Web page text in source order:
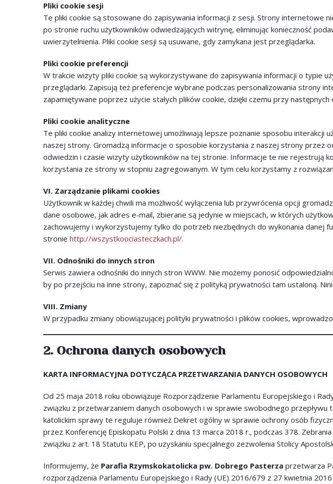
Pliki cookie sesji
Te pliki cookie są stosowane do zapisywania informacji z sesji. Strony internetowe
po stronie ruchu użytkowników odwiedzających witrynę, eliminując konieczność
uwierzytelnienia. Pliki cookie sesji są usuwane, gdy zamykana jest przeglądarka.
Pliki cookie preferencji
W trakcie wizyty pliki cookie są wykorzystywane do zapisywania informacji o typie
przeglądarki. Zapisują też preferencje wybrane podczas personalizowania strony
zapamiętywane poprzez użycie stałych plików cookie, dzięki czemu przy
Pliki cookie analityczne
Te pliki cookie analizy internetowej umożliwiają lepsze poznanie sposobu interakcji
naszej strony. Gromadzą informacje o sposobie korzystania z naszej strony przez
odwiedzin i czasie wizyty użytkowników na tej stronie. Informacje te nie rejestrują
korzystania ze strony w stopniu zagregowanym. W tym celu korzystamy z
VI. Zarządzanie plikami cookies
Użytkownik w każdej chwili ma możliwość wyłączenia lub przywrócenia opcji
dane osobowe, jak adres e-mail, zbierane są jedynie w miejscach, w których
zachowujemy i wykorzystujemy tylko do potrzeb niezbędnych do wykonania danej
stronie http://wszystkoociasteczkach.pl/.
VII. Odnośniki do innych stron
Serwis zawiera odnośniki do innych stron WWW. Nie możemy ponosić
by po przejściu na inne strony, zapoznać się z polityką prywatności tam ustaloną.
VIII. Zmiany
W przypadku zmiany obowiązującej polityki prywatności i plików cookies,
2. Ochrona danych osobowych
KARTA INFORMACYJNA DOTYCZĄCA PRZETWARZANIA DANYCH OSOBOWYCH
Od 25 maja 2018 roku obowiązuje Rozporządzenie Parlamentu Europejskiego i
związku z przetwarzaniem danych osobowych i w sprawie swobodnego przepływu
katolickim sprawy te reguluje również Dekret ogólny w sprawie ochrony osób
przez Konferencję Episkopatu Polski z dnia 13 marca 2018 r., podczas 378.
związku z art. 18 Statutu KEP, po uzyskaniu specjalnego zezwolenia Stolicy
Informujemy, że Parafia Rzymskokatolicka pw. Dobrego Pasterza przetwarza
rozporządzenia Parlamentu Europejskiego i Rady (UE) 2016/679 z 27 kwietnia